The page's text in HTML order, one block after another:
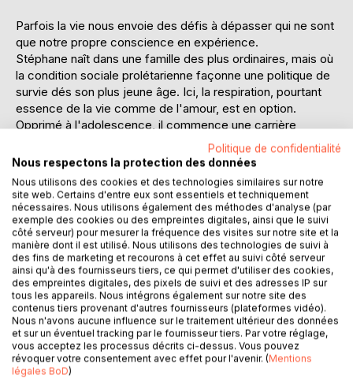
Parfois la vie nous envoie des défis à dépasser qui ne sont
que notre propre conscience en expérience.
Stéphane naît dans une famille des plus ordinaires, mais où
la condition sociale prolétarienne façonne une politique de
survie dés son plus jeune âge. Ici, la respiration, pourtant
essence de la vie comme de l'amour, est en option.
Opprimé à l'adolescence, il commence une carrière
d'asthmatique, bercé entre la dépendance médicale et les
hôpitaux, et néanmoins soufflé par le feu intérieur et
l'espoir de déléguer ses dons de pianiste rêvant à une
carrière prometteuse. Il devient par résilience compositeur
indépendant, tournant ainsi le dos à son conditionnement
familial toxique. Mais tout bascule un jour de mai 2005 où il
meurt par étouffement d'une crise d'asthme carabinée. Il
est conduit vers un coma clinique programmé, dernier
recours, ultime chance avant la mort. Il se réveille 15 jours
après, condamné à être enfermé vivant dans son corps,
sans plus jamais pouvoir bouger. Manifestant tous les
symptômes du "locked-in-syndrome" et jugé inguérissable
par l'ordre médical, il attend sa 2ème mort certaine.
La vie lui offrira pourtant l'opportunité de franchir l'espace
Politique de confidentialité
Nous respectons la protection des données
Nous utilisons des cookies et des technologies similaires sur notre
site web. Certains d'entre eux sont essentiels et techniquement
nécessaires. Nous utilisons également des méthodes d'analyse (par
exemple des cookies ou des empreintes digitales, ainsi que le suivi
côté serveur) pour mesurer la fréquence des visites sur notre site et la
manière dont il est utilisé. Nous utilisons des technologies de suivi à
des fins de marketing et recourons à cet effet au suivi côté serveur
ainsi qu'à des fournisseurs tiers, ce qui permet d'utiliser des cookies,
des empreintes digitales, des pixels de suivi et des adresses IP sur
tous les appareils. Nous intégrons également sur notre site des
contenus tiers provenant d'autres fournisseurs (plateformes vidéo).
Nous n'avons aucune influence sur le traitement ultérieur des données
et sur un éventuel tracking par le fournisseur tiers. Par votre réglage,
vous acceptez les processus décrits ci-dessus. Vous pouvez
révoquer votre consentement avec effet pour l'avenir. (Mentions
légales BoD)